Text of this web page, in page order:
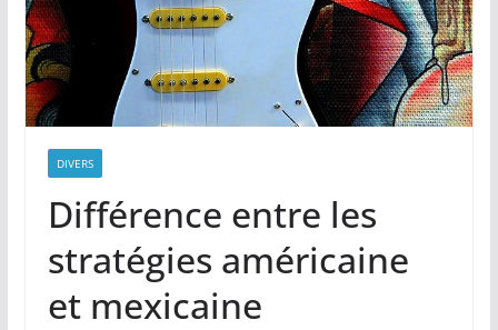
DIVERS
Différence entre les
stratégies américaine
et mexicaine